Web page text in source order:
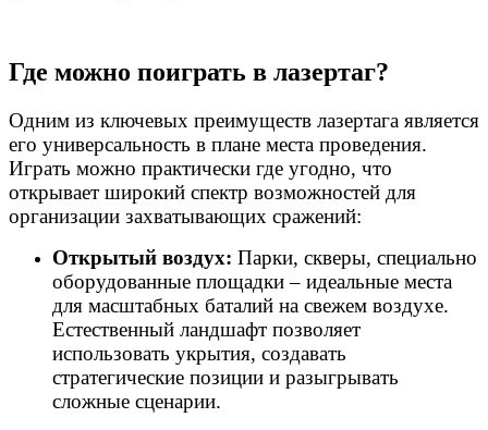
Где можно поиграть в лазертаг?
Одним из ключевых преимуществ лазертага является
его универсальность в плане места проведения.
Играть можно практически где угодно, что
открывает широкий спектр возможностей для
организации захватывающих сражений:
Открытый воздух: Парки, скверы, специально
оборудованные площадки – идеальные места
для масштабных баталий на свежем воздухе.
Естественный ландшафт позволяет
использовать укрытия, создавать
стратегические позиции и разыгрывать
сложные сценарии.